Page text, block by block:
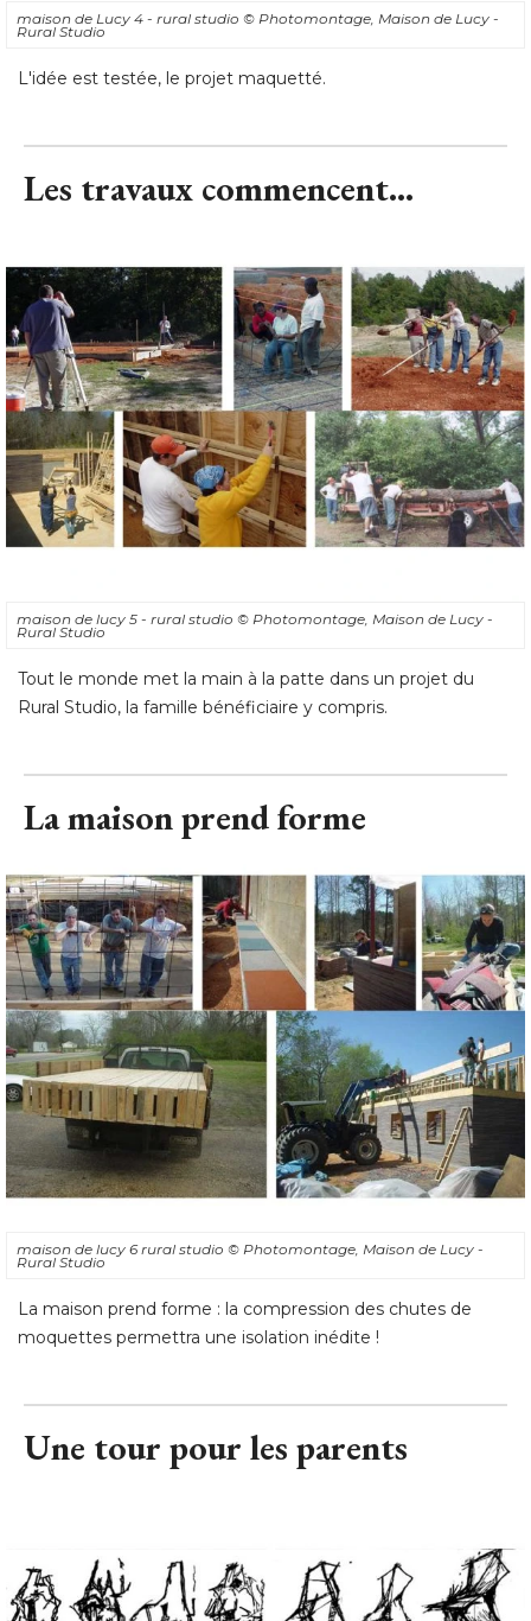
maison de Lucy 4 - rural studio © Photomontage, Maison de Lucy -
Rural Studio
L'idée est testée, le projet maquetté.
Les travaux commencent...
maison de lucy 5 - rural studio © Photomontage, Maison de Lucy -
Rural Studio
Tout le monde met la main à la patte dans un projet du
Rural Studio, la famille bénéficiaire y compris.
La maison prend forme
maison de lucy 6 rural studio © Photomontage, Maison de Lucy -
Rural Studio
La maison prend forme : la compression des chutes de
moquettes permettra une isolation inédite !
Une tour pour les parents